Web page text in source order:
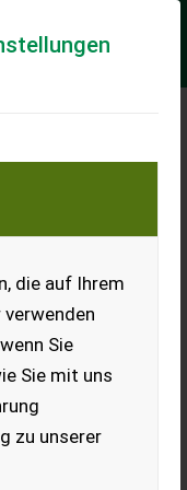
die auf Ihrem
Sie
Sie mit uns
zu unserer
–
Ventil, 22 t zul.